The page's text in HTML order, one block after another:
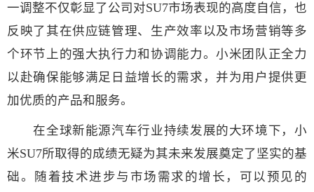
一调整不仅彰显了公司对SU7市场表现的高度自信，也
反映了其在供应链管理、生产效率以及市场营销等多
个环节上的强大执行力和协调能力。小米团队正全力
以赴确保能够满足日益增长的需求，并为用户提供更
加优质的产品和服务。
在全球新能源汽车行业持续发展的大环境下，小
米SU7所取得的成绩无疑为其未来发展奠定了坚实的基
础。随着技术进步与市场需求的增长，可以预见的